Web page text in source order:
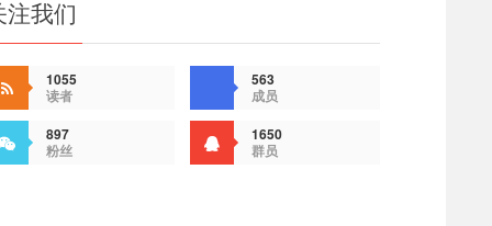
注我们
1055
读者
563
成员
897
粉丝
1650
群员